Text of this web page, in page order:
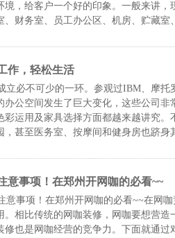
，给客户一个好的印象。一般来讲，
、财务室、员工办公区、机房、贮藏
作，轻松生活
必不可少的一环。参观过IBM、摩托
办公空间发生了巨大变化，这些公司
彩运用及家具选择方面都越来越讲究
，甚至医务室、按摩间和健身房也跻
意事项！在郑州开网咖的必看~~
事项！在郑州开网咖的必看~~在网
。相比传统的网咖装修，网咖要想营
修也是网咖经营的竞争力。下面就通